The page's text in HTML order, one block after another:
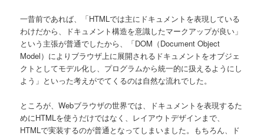
一昔前であれば、「HTMLでは主にドキュメントを表現している
わけだから、ドキュメント構造を意識したマークアップが良い」
という主張が普通でしたから、「DOM（Document Object
Model）によりブラウザ上に展開されるドキュメントをオブジェ
クトとしてモデル化し、プログラムから統一的に扱えるようにし
よう」といった考えがでてくるのは自然な流れでした。
ところが、Webブラウザの世界では、ドキュメントを表現するた
めにHTMLを使うだけではなく、レイアウトデザインまで、
HTMLで実装するのが普通となってしまいました。もちろん、ド